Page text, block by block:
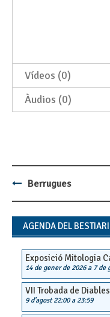
Vídeos (0)
Àudios (0)
Post
navigation
Berrugues
AGENDA DEL
Exposició Mitologia
14 de gener de 2026a 7 de
VII Trobada de
9 d'agost 22:00a 23:59